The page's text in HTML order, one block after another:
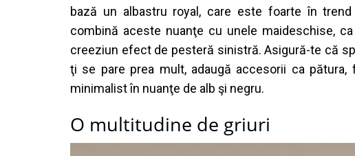
bază un albastru royal, care este foarte în trend
combină aceste nuanţe cu unele maideschise, ca
creeziun efectde pesteră sinistră.Asigură-te că
ţi se pare prea mult, adaugă accesorii ca pătura,
minimalistîn nuanţe de alb şi negru.
O multitudine de griuri